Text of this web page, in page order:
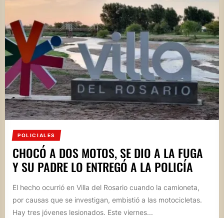
POLICIALES
CHOCÓ A DOS MOTOS, SE DIO A LA FUGA
Y SU PADRE LO ENTREGÓ A LA POLICÍA
El hecho ocurrió en Villa del Rosario cuando la camioneta,
por causas que se investigan, embistió a las motocicletas.
Hay tres jóvenes lesionados. Este viernes...